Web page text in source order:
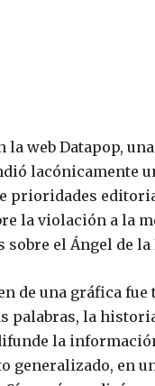
la web Datapop,
lacónicamente
prioridades
la violación a la
sobre el Ángel de
de una gráfica
palabras, la
la
generalizado, en